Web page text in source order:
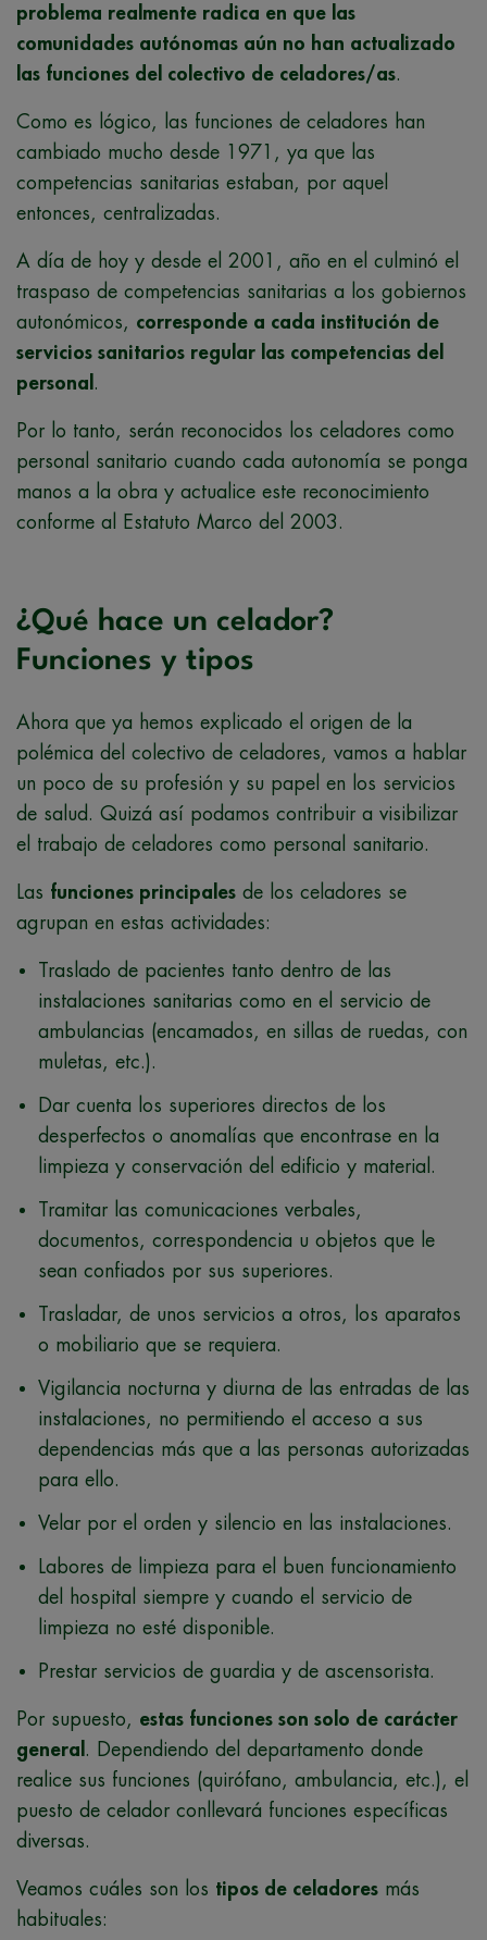
problema realmente radica en que las
comunidades autónomas aún no han actualizado
las funciones del colectivo de celadores/as.
Como es lógico, las funciones de celadores han
cambiado mucho desde 1971, ya que las
competencias sanitarias estaban, por aquel
entonces, centralizadas.
A día de hoy y desde el 2001, año en el culminó el
traspaso de competencias sanitarias a los gobiernos
autonómicos, corresponde a cada institución de
servicios sanitarios regular las competencias del
personal .
Por lo tanto, serán reconocidos los celadores como
personal sanitario cuando cada autonomía se ponga
manos a la obra y actualice este reconocimiento
conforme al Estatuto Marco del 2003.
¿Qué hace un celador?
Funciones y tipos
Ahora que ya hemos explicado el origen de la
polémica del colectivo de celadores, vamos a hablar
un poco de su profesión y su papel en los servicios
de salud. Quizá así podamos contribuir a visibilizar
el trabajo de celadores como personal sanitario.
Las funciones principales de los celadores se
agrupan en estas actividades:
Traslado de pacientes tanto dentro de las
instalaciones sanitarias como en el servicio de
ambulancias (encamados, en sillas de ruedas, con
muletas, etc.).
Dar cuenta los superiores directos de los
desperfectos o anomalías que encontrase en la
limpieza y conservación del edificio y material.
Tramitar las comunicaciones verbales,
documentos, correspondencia u objetos que le
sean confiados por sus superiores.
Trasladar, de unos servicios a otros, los aparatos
o mobiliario que se requiera.
Vigilancia nocturna y diurna de las entradas de las
instalaciones, no permitiendo el acceso a sus
dependencias más que a las personas autorizadas
para ello.
Velar por el orden y silencio en las instalaciones.
Labores de limpieza para el buen funcionamiento
del hospital siempre y cuando el servicio de
limpieza no esté disponible.
Prestar servicios de guardia y de ascensorista.
Por supuesto, estas funciones son solo de carácter
general . Dependiendo del departamento donde
realice sus funciones (quirófano, ambulancia, etc.), el
puesto de celador conllevará funciones específicas
diversas.
Veamos cuáles son los tipos de celadores más
habituales: